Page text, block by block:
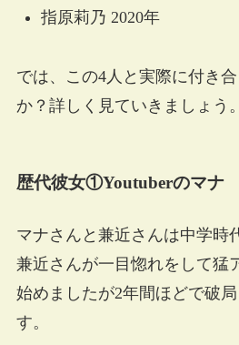
指原莉乃 2020年
では、この4人と実際に付き
か？詳しく見ていきましょう。
歴代彼女①Youtuberのマナ
マナさんと兼近さんは中学時
兼近さんが一目惚れをして猛
始めましたが2年間ほどで破
す。